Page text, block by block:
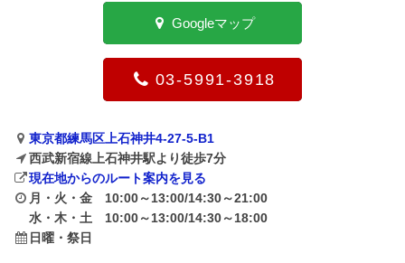
Googleマップ
03-5991-3918
東京都練馬区上石神井4-27-5-B1
西武新宿線上石神井駅より徒歩7分
現在地からのルート案内を見る
月・火・金 10:00～13:00/14:30～21:00
水・木・土 10:00～13:00/14:30～18:00
日曜・祭日